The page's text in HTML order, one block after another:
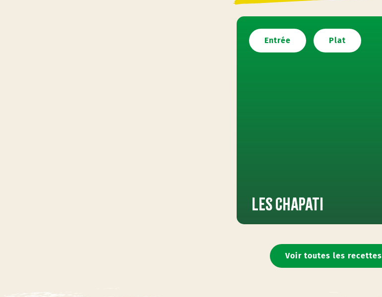
Les Chapati
Entrée Plat
Voir toutes les recettes